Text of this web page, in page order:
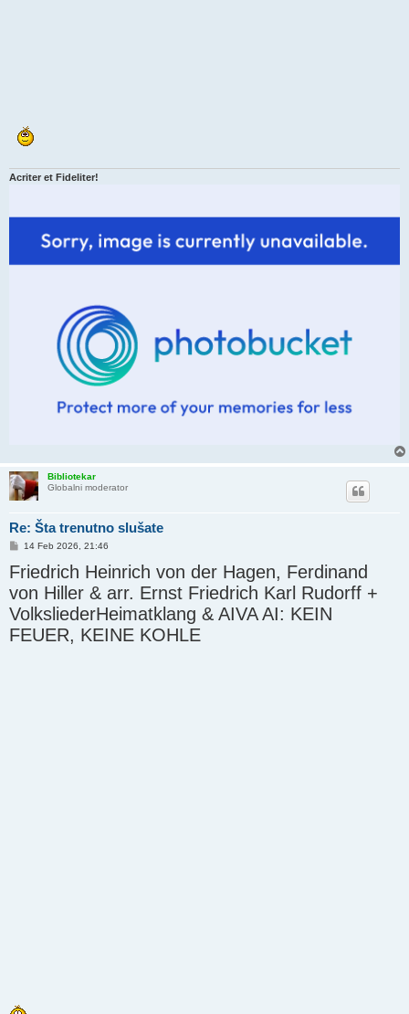
Acriter et Fideliter!
Bibliotekar
Globalni moderator
Re: Šta trenutno slušate
P
s
t
14 Feb 2026, 21:46
Friedrich Heinrich von der Hagen, Ferdinand
von Hiller & arr. Ernst Friedrich Karl Rudorff +
VolksliederHeimatklang & AIVA AI: KEIN
FEUER, KEINE KOHLE